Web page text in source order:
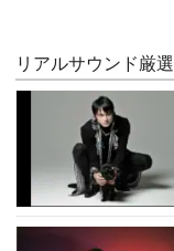
リアルサウンド厳